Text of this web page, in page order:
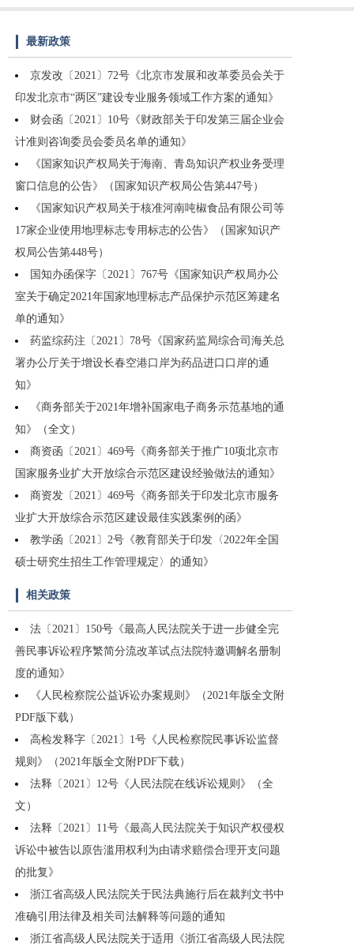
最新政策
京发改〔2021〕72号《北京市发展和改革委员会关于
印发北京市“两区”建设专业服务领域工作方案的通知》
财会函〔2021〕10号《财政部关于印发第三届企业会
计准则咨询委员会委员名单的通知》
《国家知识产权局关于海南、青岛知识产权业务受理
窗口信息的公告》（国家知识产权局公告第447号）
《国家知识产权局关于核准河南吨椒食品有限公司等
17家企业使用地理标志专用标志的公告》（国家知识产
权局公告第448号）
国知办函保字〔2021〕767号《国家知识产权局办公
室关于确定2021年国家地理标志产品保护示范区筹建名
单的通知》
药监综药注〔2021〕78号《国家药监局综合司海关总
署办公厅关于增设长春空港口岸为药品进口口岸的通
知》
《商务部关于2021年增补国家电子商务示范基地的通
知》（全文）
商资函〔2021〕469号《商务部关于推广10项北京市
国家服务业扩大开放综合示范区建设经验做法的通知》
商资发〔2021〕469号《商务部关于印发北京市服务
业扩大开放综合示范区建设最佳实践案例的函》
教学函〔2021〕2号《教育部关于印发〈2022年全国
硕士研究生招生工作管理规定〉的通知》
相关政策
法〔2021〕150号《最高人民法院关于进一步健全完
善民事诉讼程序繁简分流改革试点法院特邀调解名册制
度的通知》
《人民检察院公益诉讼办案规则》（2021年版全文附
PDF版下载）
高检发释字〔2021〕1号《人民检察院民事诉讼监督
规则》（2021年版全文附PDF下载）
法释〔2021〕12号《人民法院在线诉讼规则》（全
文）
法释〔2021〕11号《最高人民法院关于知识产权侵权
诉讼中被告以原告滥用权利为由请求赔偿合理开支问题
的批复》
浙江省高级人民法院关于民法典施行后在裁判文书中
准确引用法律及相关司法解释等问题的通知
浙江省高级人民法院关于适用《浙江省高级人民法院